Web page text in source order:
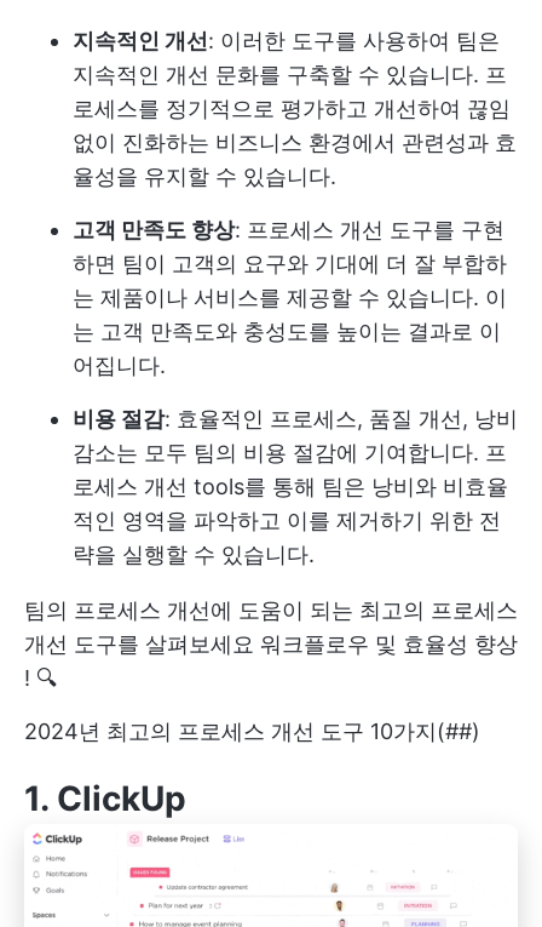
지속적인 개선 : 이러한 도구를 사용하여 팀은
지속적인 개선 문화를 구축할 수 있습니다. 프
로세스를 정기적으로 평가하고 개선하여 끊임
없이 진화하는 비즈니스 환경에서 관련성과 효
율성을 유지할 수 있습니다.
고객 만족도 향상: 프로세스 개선 도구를 구현
하면 팀이 고객의 요구와 기대에 더 잘 부합하
는 제품이나 서비스를 제공할 수 있습니다. 이
는 고객 만족도와 충성도를 높이는 결과로 이
어집니다.
비용 절감: 효율적인 프로세스, 품질 개선, 낭비
감소는 모두 팀의 비용 절감에 기여합니다. 프
로세스 개선 tools를 통해 팀은 낭비와 비효율
적인 영역을 파악하고 이를 제거하기 위한 전
략을 실행할 수 있습니다.
팀의 프로세스 개선에 도움이 되는 최고의 프로세스
개선 도구를 살펴보세요 워크플로우 및 효율성 향상
! 🔍
2024년 최고의 프로세스 개선 도구 10가지(##)
1. ClickUp